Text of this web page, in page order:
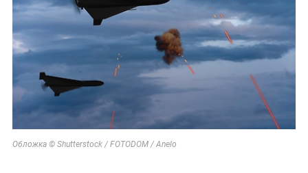
Обложка © Shutterstock / FOTODOM / Anelo